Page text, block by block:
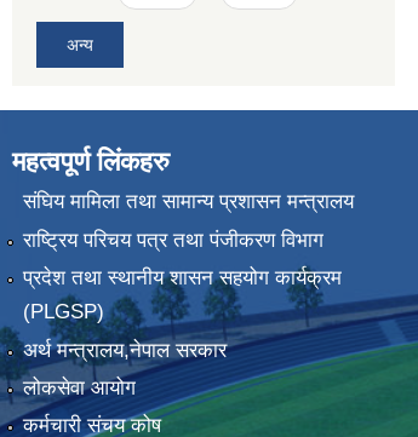
अन्य
महत्वपूर्ण लिंकहरु
संघिय मामिला तथा सामान्य प्रशासन मन्त्रालय
राष्ट्रिय परिचय पत्र तथा पंजीकरण विभाग
प्रदेश तथा स्थानीय शासन सहयोग कार्यक्रम
(PLGSP)
अर्थ मन्त्रालय,नेपाल सरकार
लोकसेवा आयोग
कर्मचारी संचय कोष